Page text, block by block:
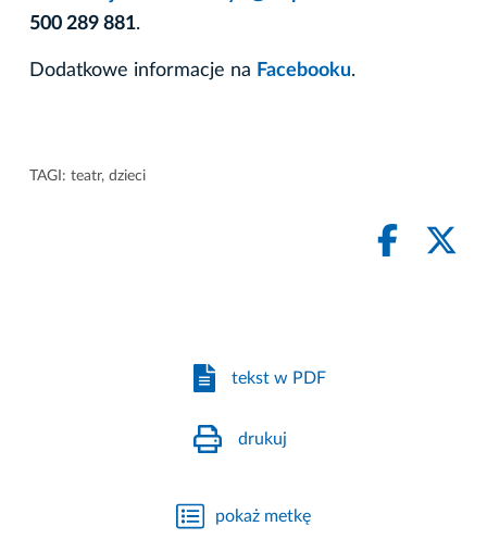
500 289 881.
Dodatkowe informacje na Facebooku.
TAGI: teatr, dzieci
tekst w PDF
drukuj
pokaż metkę